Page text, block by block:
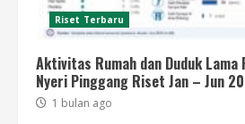
Riset Terbaru
Aktivitas Rumah dan Duduk Lama
Nyeri Pinggang Riset Jan – Jun
1 bulan ago